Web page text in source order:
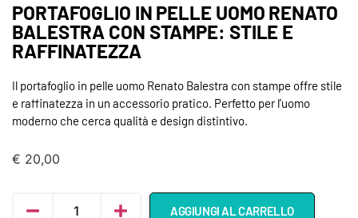
PORTAFOGLIO IN PELLE UOMO RENATO
BALESTRA CON STAMPE: STILE E
RAFFINATEZZA
Il portafoglio in pelle uomo Renato Balestra con stampe offre stile
e raffinatezza in un accessorio pratico. Perfetto per l’uomo
moderno che cerca qualità e design distintivo.
€ 20,00
AGGIUNGI AL CARRELLO